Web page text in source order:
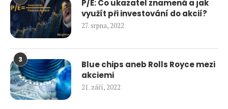
P/E: Co ukazatel znamená a jak
využít při investování do akcií?
27. srpna, 2022
3
Blue chips aneb Rolls Royce mezi
akciemi
21. září, 2022